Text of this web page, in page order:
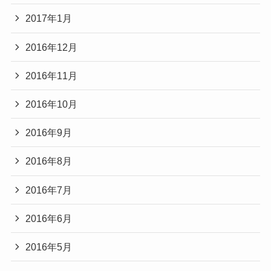
2017年1月
2016年12月
2016年11月
2016年10月
2016年9月
2016年8月
2016年7月
2016年6月
2016年5月